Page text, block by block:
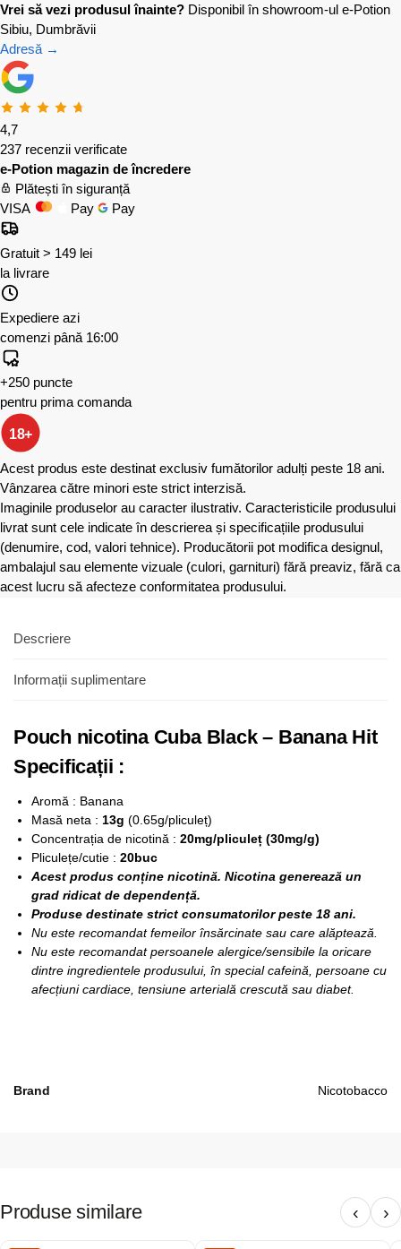
Vrei să vezi produsul înainte? Disponibil în showroom-ul e-Potion
Sibiu, Dumbrăvii
Adresă →
4,7
237 recenzii verificate
e-Potion magazin de încredere
Plătești în siguranță
VISA
Pay Pay
Gratuit > 149 lei
la livrare
Expediere azi
comenzi până 16:00
+250 puncte
pentru prima comanda
18+
Acest produs este destinat exclusiv fumătorilor adulți peste 18 ani.
Vânzarea către minori este strict interzisă.
Imaginile produselor au caracter ilustrativ. Caracteristicile produsului
livrat sunt cele indicate în descrierea și specificațiile produsului
(denumire, cod, valori tehnice). Producătorii pot modifica designul,
ambalajul sau elemente vizuale (culori, garnituri) fără preaviz, fără ca
acest lucru să afecteze conformitatea produsului.
Descriere
Informații suplimentare
Pouch nicotina Cuba Black – Banana Hit
Specificații :
Aromă : Banana
Masă neta : 13g (0.65g/pliculeț)
Concentrația de nicotină : 20mg/pliculeț (30mg/g)
Pliculețe/cutie : 20buc
Acest produs conține nicotină. Nicotina generează un
grad ridicat de dependență.
Produse destinate strict consumatorilor peste 18 ani.
Nu este recomandat femeilor însărcinate sau care alăptează.
Nu este recomandat persoanele alergice/sensibile la oricare
dintre ingredientele produsului, în special cafeină, persoane cu
afecțiuni cardiace, tensiune arterială crescută sau diabet.
Brand Nicotobacco
Produse similare ‹ ›